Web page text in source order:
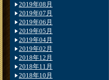
2019年08月
2019年07月
2019年06月
2019年05月
2019年04月
2019年02月
2018年12月
2018年11月
2018年10月